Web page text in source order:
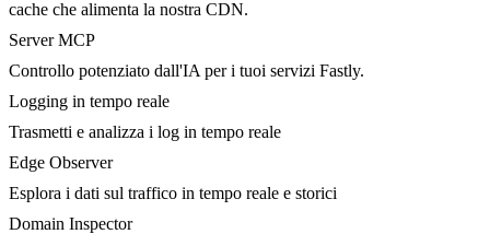
cache che alimenta la nostra CDN.
Server MCP
Controllo potenziato dall'IA per i tuoi servizi Fastly.
Logging in tempo reale
Trasmetti e analizza i log in tempo reale
Edge Observer
Esplora i dati sul traffico in tempo reale e storici
Domain Inspector